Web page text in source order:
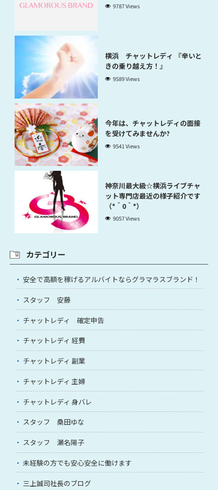
9787 Views
横浜 チャットレディ 『辛いと
きの乗り越え方！』
9589 Views
今年は、チャットレディの面接
を受けてみませんか?
9541 Views
神奈川最大級☆横浜ライブチャ
ット専門店最近の様子紹介です
（*＾0＾*）
9057 Views
カテゴリー
安全で高額を稼げるアルバイトならグラマラスブランド！
スタッフ 安藤
チャットレディ 確定申告
チャットレディ 経費
チャットレディ 副業
チャットレディ 主婦
チャットレディ 身バレ
スタッフ 桑田ゆな
スタッフ 瀬名陽子
未経験の方でも安心安全に働けます
三上誠司社長のブログ